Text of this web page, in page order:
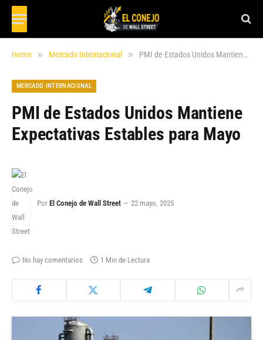
Home » Mercado Internacional » PMI de Estados Unidos Mantiene Expectativas Estables para Mayo
MERCADO INTERNACIONAL
PMI de Estados Unidos Mantiene
Expectativas Estables para Mayo
Por El Conejo de Wall Street 22 mayo, 2025
No hay comentarios 1 Min de Lectura